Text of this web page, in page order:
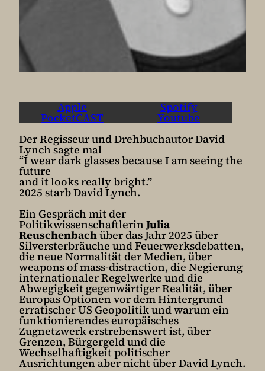
Apple Spotify
PocketCAST
Youtube
Der Regisseur und Drehbuchautor David
Lynch sagte mal
“I wear dark glasses because I am seeing the
future
and it looks really bright.”
2025 starb David Lynch.
Ein Gespräch mit der
PolitikwissenschaftlerinJulia
Reuschenbachüber das Jahr 2025 über
Silversterbräuche und Feuerwerksdebatten,
die neue Normalität der Medien, über
weapons of mass-distraction, die Negierung
internationaler Regelwerke und die
Abwegigkeit gegenwärtiger Realität, über
Europas Optionen vor dem Hintergrund
erratischer US Geopolitik und warum ein
funktionierendes europäisches
Zugnetzwerk erstrebenswert ist, über
Grenzen, Bürgergeld und die
Wechselhaftigkeit politischer
Ausrichtungen aber nicht über David Lynch.